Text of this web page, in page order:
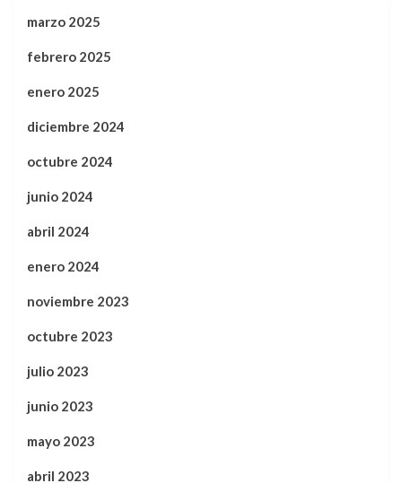
marzo 2025
febrero 2025
enero 2025
diciembre 2024
octubre 2024
junio 2024
abril 2024
enero 2024
noviembre 2023
octubre 2023
julio 2023
junio 2023
mayo 2023
abril 2023